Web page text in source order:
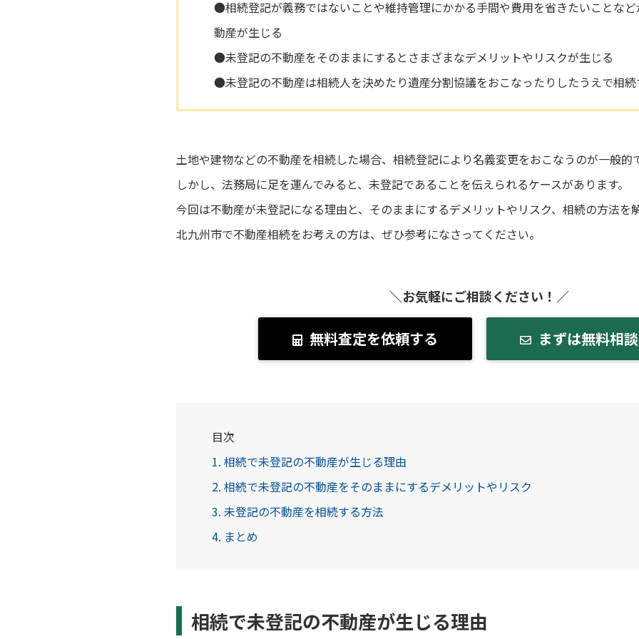
●相続登記が義務ではないことや維持管理にかかる手間や費用を省きたいことな
動産が生じる
●未登記の不動産をそのままにするとさまざまなデメリットやリスクが生じる
●未登記の不動産は相続人を決めたり遺産分割協議をおこなったりしたうえで相
土地や建物などの不動産を相続した場合、相続登記により名義変更をおこなうのが一般的
しかし、法務局に足を運んでみると、未登記であることを伝えられるケースがあります。
今回は不動産が未登記になる理由と、そのままにするデメリットやリスク、相続の方法を
北九州市で不動産相続をお考えの方は、ぜひ参考になさってください。
＼お気軽にご相談ください！／
無料査定を依頼する まずは無料相
目次
1. 相続で未登記の不動産が生じる理由
2. 相続で未登記の不動産をそのままにするデメリットやリスク
3. 未登記の不動産を相続する方法
4. まとめ
相続で未登記の不動産が生じる理由